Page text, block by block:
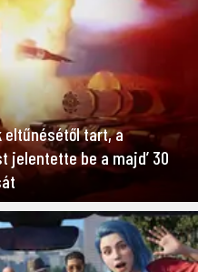
eltűnésétől tart, a
jelentette be a majd’ 30